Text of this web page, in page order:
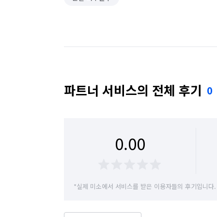
파트너 서비스의 전체 후기 0
0.00
*실제 미소에서 서비스를 받은 이용자들의 후기입니다.